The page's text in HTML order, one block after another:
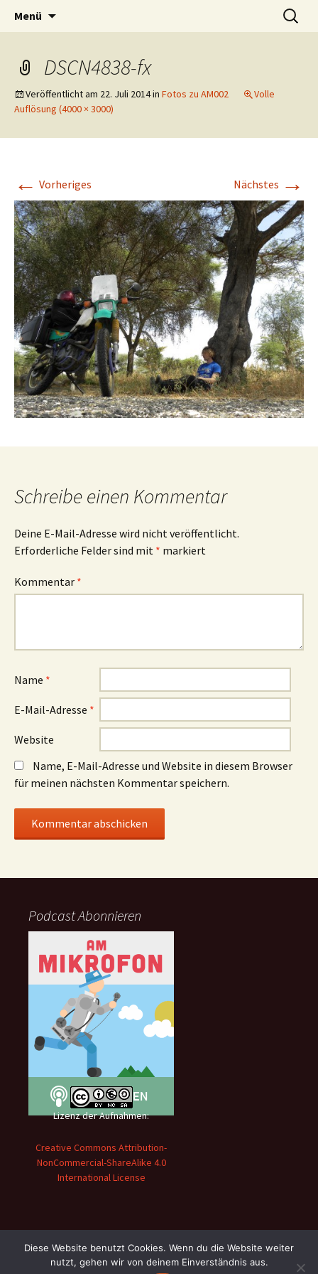
Am Mikrofon
Interviews in freier WIldbahn
Menü
Suchen
nach:
DSCN4838-fx
Veröffentlicht am 22. Juli 2014in Fotos zu AM002
Volle
Auflösung (4000 × 3000)
← Vorheriges Nächstes →
Schreibe einen Kommentar
Deine E-Mail-Adresse wird nicht veröffentlicht.
Erforderliche Felder sind mit * markiert
Kommentar *
Name *
E-Mail-Adresse *
Website
Name, E-Mail-Adresse und Website in diesem Browser
für meinen nächsten Kommentar speichern.
Podcast Abonnieren
Lizenz der Aufnahmen:
Creative Commons Attribution-
NonCommercial-ShareAlike 4.0
International License
Diese Website benutzt Cookies. Wenn du die Website weiter
nutzt, gehen wir von deinem Einverständnis aus.